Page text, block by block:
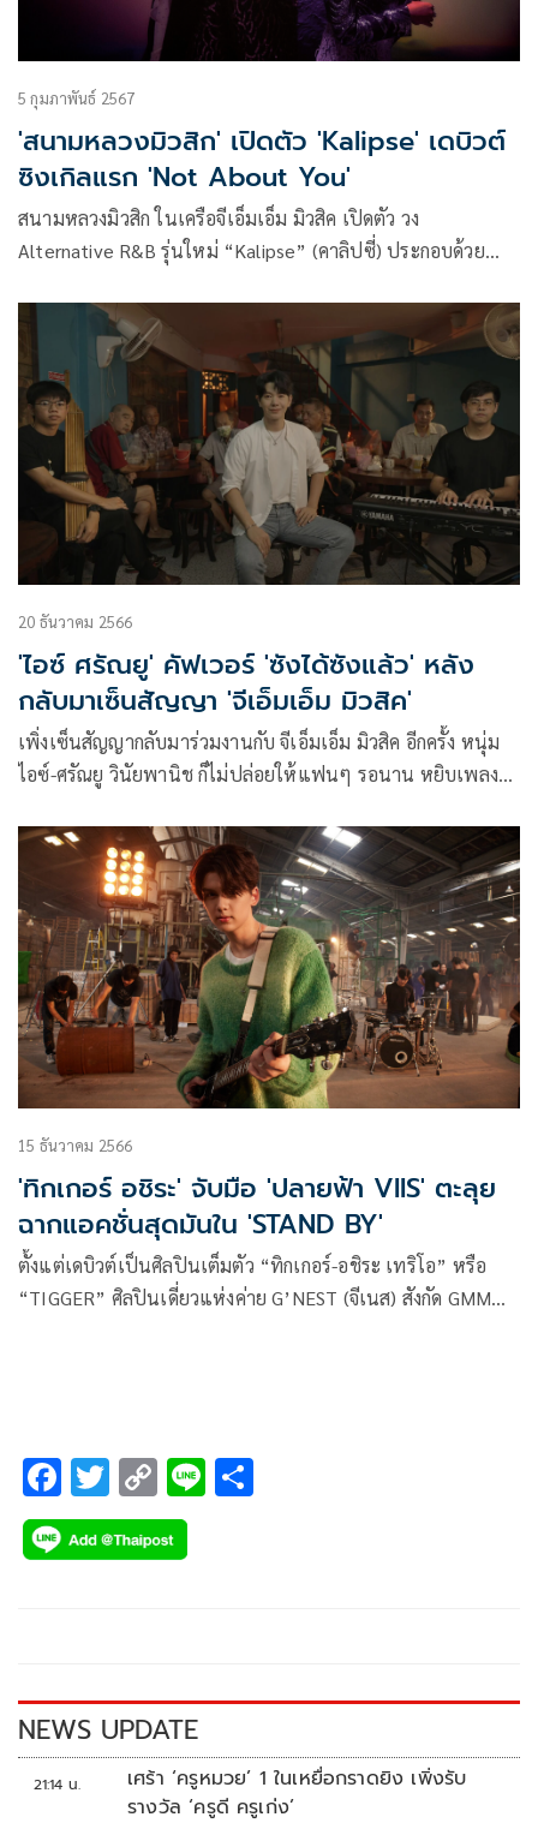
5 กุมภาพันธ์ 2567
'สนามหลวงมิวสิก' เปิดตัว 'Kalipse' เดบิวต์
ซิงเกิลแรก 'Not About You'
สนามหลวงมิวสิก ในเครือจีเอ็มเอ็ม มิวสิค เปิดตัว วง
Alternative R&B รุ่นใหม่ “Kalipse” (คาลิปซี่) ประกอบด้วย
“ดีน-ใจยุทธ เฮงวิชัย” (มือเบส) ปล่อยซิงเกิลแรก เพลง “Not
About You”
20 ธันวาคม 2566
'ไอซ์ ศรัณยู' คัฟเวอร์ 'ซังได้ซังแล้ว' หลัง
กลับมาเซ็นสัญญา 'จีเอ็มเอ็ม มิวสิค'
เพิ่งเซ็นสัญญากลับมาร่วมงานกับ จีเอ็มเอ็ม มิวสิค อีกครั้ง หนุ่ม
ไอซ์-ศรัณยู วินัยพานิช ก็ไม่ปล่อยให้แฟนๆ รอนาน หยิบเพลง
ในรูปแบบ Country Pop เป็นของขวัญปีใหม่จากหนุ่ม ไอซ์
ศรัณยู ที่อยากมอบให้แฟนๆ
15 ธันวาคม 2566
'ทิกเกอร์ อชิระ' จับมือ 'ปลายฟ้า VIIS' ตะลุย
ฉากแอคชั่นสุดมันใน 'STAND BY'
ตั้งแต่เดบิวต์เป็นศิลปินเต็มตัว “ทิกเกอร์-อชิระ เทริโอ” หรือ
“TIGGER” ศิลปินเดี่ยวแห่งค่าย G’NEST (จีเนส) สังกัด GMM
กระโดดและมันส์ส่งท้ายปีไปด้วยกัน
F
ac
e
k
T
wi
tt
C
o
p
k
Li
NEWS UPDATE
21:14 น.
เศร้า ‘ครูหมวย’ 1 ในเหยื่อกราดยิง เพิ่งรับ
รางวัล ‘ครูดี ครูเก่ง’